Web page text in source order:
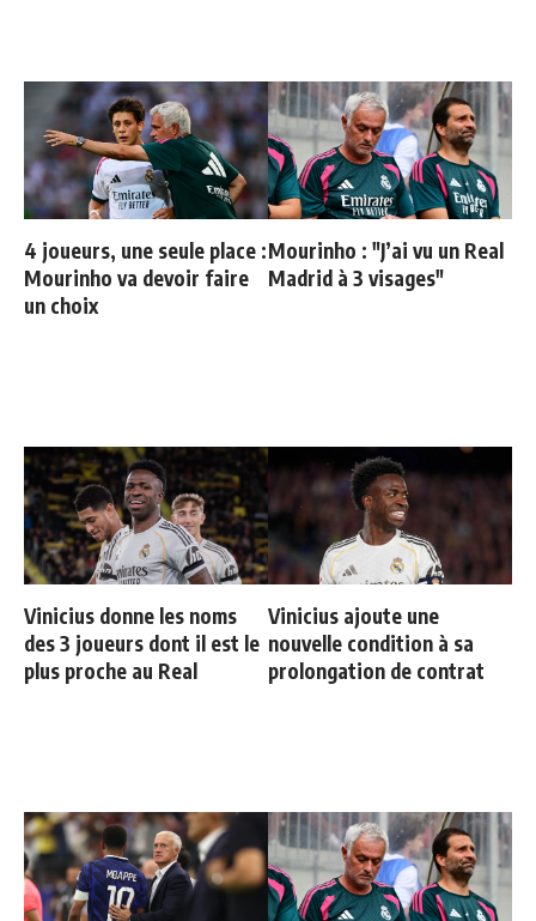
4 joueurs, une seule place :
Mourinho va devoir faire
un choix
Mourinho : "J’ai vu un Real
Madrid à 3 visages"
Vinicius donne les noms
des 3 joueurs dont il est le
plus proche au Real
Vinicius ajoute une
nouvelle condition à sa
prolongation de contrat